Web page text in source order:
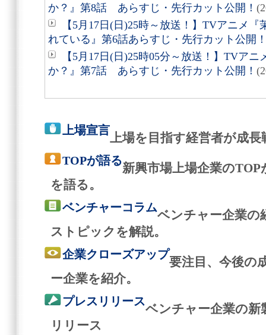
か？』第8話 あらすじ・先行カット公開！
【5月17日(日)25時～放送！】TVアニメ
れている』第6話あらすじ・先行カット公開
【5月17日(日)25時05分～放送！】TVア
か？』第7話 あらすじ・先行カット公開！
上場宣言
上場を目指す経営者が成
TOPが語る
新興市場上場企業の
を語る。
ベンチャーコラム
ベンチャー企業の
ストピックを解説。
企業クローズアップ
要注目、今後の
ー企業を紹介。
プレスリリース
ベンチャー企業の新
リリース